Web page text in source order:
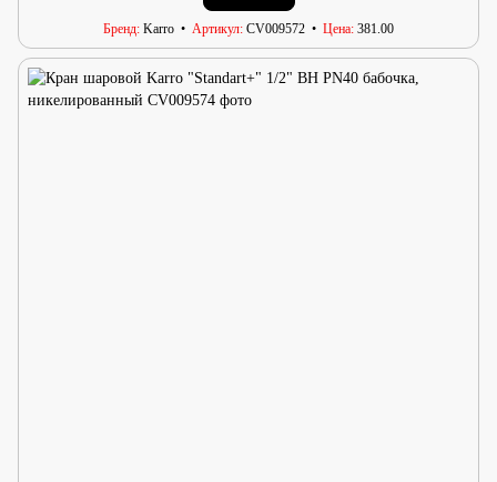
Бренд Karro Артикул CV009572 Цена 381.00